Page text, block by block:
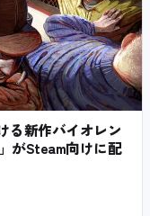
る新作バイオレン
がSteam向けに配